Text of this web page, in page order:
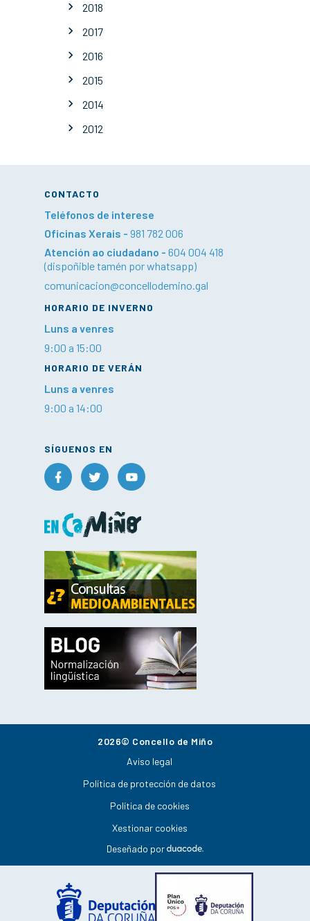
2018
2017
2016
2015
2014
2012
CONTACTO
Teléfonos de interese
Oficinas Xerais - 981 782 006
Atención ao ciudadano - 604 004 418
(dispoñible tamén por whatsapp)
comunicacion@concellodemino.gal
HORARIO DE INVERNO
Luns a venres
9:00 a 15:00
HORARIO DE VERÁN
Luns a venres
9:00 a 14:00
SÍGUENOS EN
2026© Concello de Miño
Aviso legal
Política de protección de datos
Política de cookies
Xestionar cookies
Deseñado por